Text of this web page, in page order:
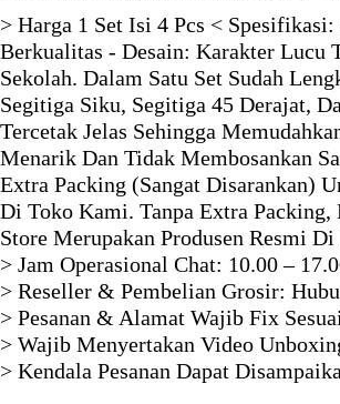
> Harga 1 Set Isi 4 Pcs <
Berkualitas - Desain: Karakter Lucu
Sekolah. Dalam Satu Set Sudah
Segitiga Siku, Segitiga 45 Derajat,
Tercetak Jelas Sehingga
Menarik Dan Tidak Membosankan
Extra Packing (Sangat Disarankan)
Di Toko Kami. Tanpa Extra
Store Merupakan Produsen Resmi Di
> Jam Operasional Chat: 10.00 –
> Reseller & Pembelian Grosir:
> Pesanan & Alamat Wajib Fix
> Wajib Menyertakan Video
> Kendala Pesanan Dapat